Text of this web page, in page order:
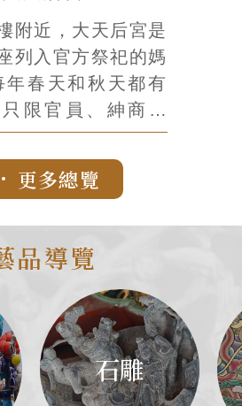
鬧慶典。 廟宇
天壇由於信眾甚
務更多的人，廟方
點燈全面電腦化，
點燈，用電腦查
外也提倡「以米代
安米取代燒金紙，
和一般以紅色為主
很大的不同。舉凡
、隔扇等都屬於黑
上的令旗都屬於黑
的神威。
附近，大天后宮是
列入官方祭祀的媽
春天和秋天都有
限官員、紳商參
是信媽祖的信徒不
地。 廟的前身
除了「全臺第一」
大有來 頭。這裡
末代郡王－寧靖王
朝入臺後，原本由
駐，後將建築改建
宮」，並向外宣稱
攻下了臺灣。隔
被封為天后，改名
更多總覽
品導覽
石雕